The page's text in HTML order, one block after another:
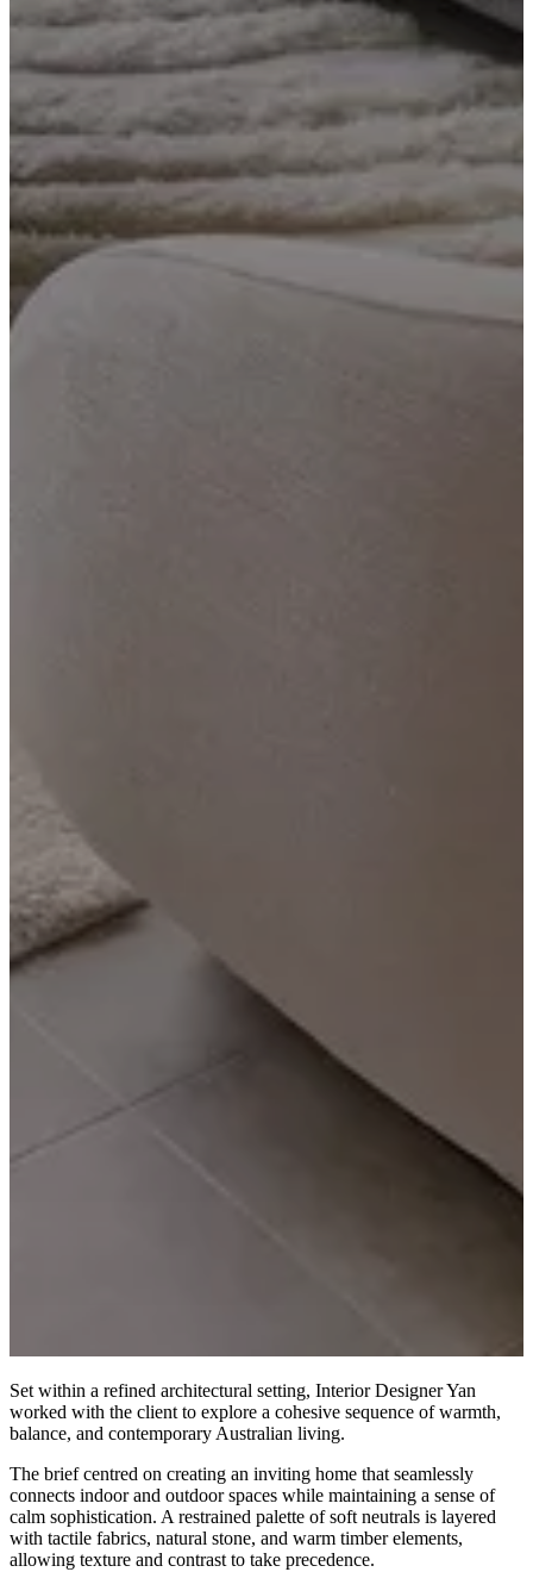
Set within a refined architectural setting, Interior Designer Yan
worked with the client to explore a cohesive sequence of warmth,
balance, and contemporary Australian living.
The brief centred on creating an inviting home that seamlessly
connects indoor and outdoor spaces while maintaining a sense of
calm sophistication. A restrained palette of soft neutrals is layered
with tactile fabrics, natural stone, and warm timber elements,
allowing texture and contrast to take precedence.